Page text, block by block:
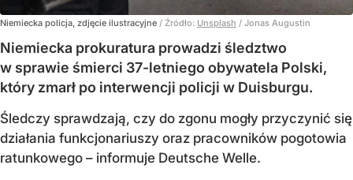
Niemiecka policja, zdjęcie ilustracyjne / Źródło: Unsplash / Jonas Augustin
Niemiecka prokuratura prowadzi śledztwo
w sprawie śmierci 37-letniego obywatela Polski,
który zmarł po interwencji policji w Duisburgu.
Śledczy sprawdzają, czy do zgonu mogły przyczynić się
działania funkcjonariuszy oraz pracowników pogotowia
ratunkowego – informuje Deutsche Welle.